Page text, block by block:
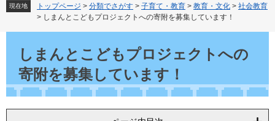
現在地 トップページ > 分類でさがす > 子育て・教育 > 教育・文化 > 社会教育
> しまんとこどもプロジェクトへの寄附を募集しています！
しまんとこどもプロジェクトへの
寄附を募集しています！